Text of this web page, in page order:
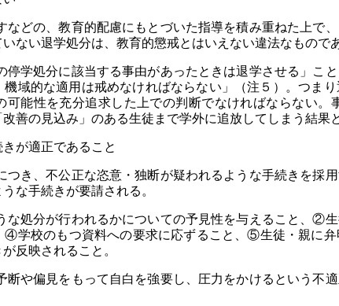
どの、教育的配慮にもとづいた指導を積み重ねた上で
ない退学処分は、教育的懲戒とはいえない違法なものであ
学処分に該当する事由があったときは退学させる」こ
域的な適用は戒めなければならない」（注５）。つま
可能性を充分追求した上での判断でなければならない
善の見込み」のある生徒まで学外に追放してしまう結果
が適正であること
き、不公正な恣意・独断が疑われるような手続きを採
な手続きが要請される。
処分が行われるかについての予見性を与えること、②
④学校のもつ資料への要求に応ずること、⑤生徒・親に
反映されること。
や偏見をもって自白を強要し、圧力をかけるという不